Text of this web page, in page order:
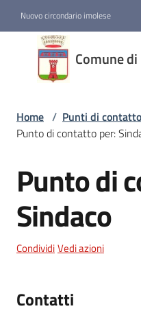
Nuovo circondario imolese
Comune
Comune di
Amministrazione
Casalfiumanese
Home / Punti di contatto
Punto di contatto per:
Salta al contenuto
Punto di
Sindaco
CondividiVedi azioni
Contatti